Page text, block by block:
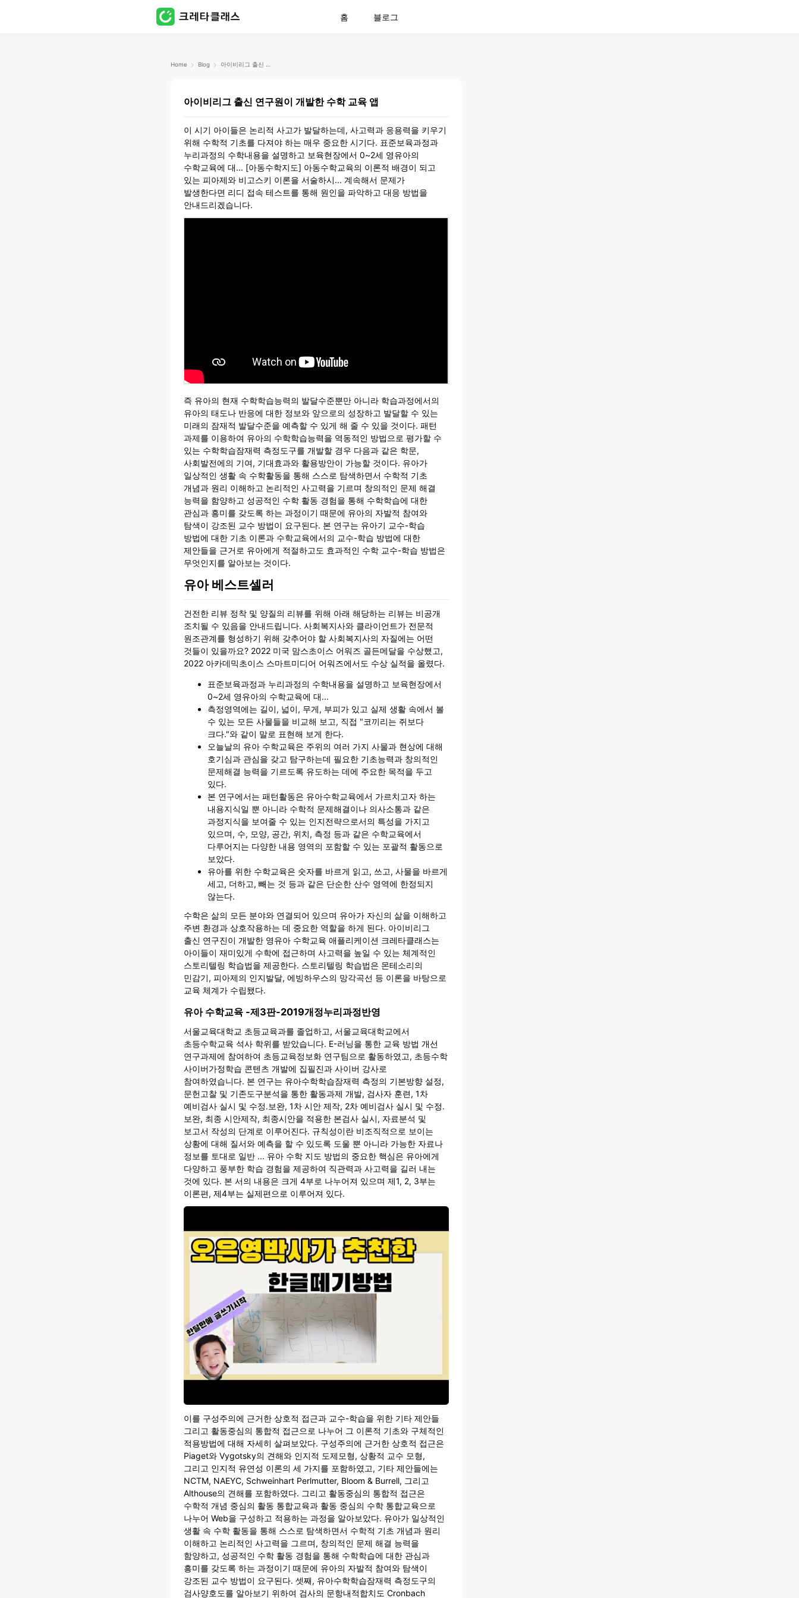
홈 블로그
Home Blog
아이비리그 출신 연구원이 개발한 수학 교육 앱
이 시기 아이들은 논리적 사고가 발달하는데, 사고력과 응용력을 키우기
위해 수학적 기초를 다져야 하는 매우 중요한 시기다. 표준보육과정과
누리과정의 수학내용을 설명하고 보육현장에서 0~2세 영유아의
수학교육에 대... [아동수학지도] 아동수학교육의 이론적 배경이 되고
있는 피아제와 비고스키 이론을 서술하시... 계속해서 문제가
발생한다면 리디 접속 테스트를 통해 원인을 파악하고 대응 방법을
안내드리겠습니다.
즉 유아의 현재 수학학습능력의 발달수준뿐만 아니라 학습과정에서의
유아의 태도나 반응에 대한 정보와 앞으로의 성장하고 발달할 수 있는
미래의 잠재적 발달수준을 예측할 수 있게 해 줄 수 있을 것이다. 패턴
과제를 이용하여 유아의 수학학습능력을 역동적인 방법으로 평가할 수
있는 수학학습잠재력 측정도구를 개발할 경우 다음과 같은 학문,
사회발전에의 기여, 기대효과와 활용방안이 가능할 것이다. 유아가
일상적인 생활 속 수학활동을 통해 스스로 탐색하면서 수학적 기초
개념과 원리 이해하고 논리적인 사고력을 기르며 창의적인 문제 해결
능력을 함양하고 성공적인 수학 활동 경험을 통해 수학학습에 대한
관심과 흥미를 갖도록 하는 과정이기 때문에 유아의 자발적 참여와
탐색이 강조된 교수 방법이 요구된다. 본 연구는 유아기 교수-학습
방법에 대한 기초 이론과 수학교육에서의 교수-학습 방법에 대한
제안들을 근거로 유아에게 적절하고도 효과적인 수학 교수-학습 방법은
무엇인지를 알아보는 것이다.
유아 베스트셀러
건전한 리뷰 정착 및 양질의 리뷰를 위해 아래 해당하는 리뷰는 비공개
조치될 수 있음을 안내드립니다. 사회복지사와 클라이언트가 전문적
원조관계를 형성하기 위해 갖추어야 할 사회복지사의 자질에는 어떤
것들이 있을까요? 2022 미국 맘스초이스 어워즈 골든메달을 수상했고,
2022 아카데믹초이스 스마트미디어 어워즈에서도 수상 실적을 올렸다.
표준보육과정과 누리과정의 수학내용을 설명하고 보육현장에서
0~2세 영유아의 수학교육에 대...
측정영역에는 길이, 넓이, 무게, 부피가 있고 실제 생활 속에서 볼
수 있는 모든 사물들을 비교해 보고, 직접 "코끼리는 쥐보다
크다."와 같이 말로 표현해 보게 한다.
오늘날의 유아 수학교육은 주위의 여러 가지 사물과 현상에 대해
호기심과 관심을 갖고 탐구하는데 필요한 기초능력과 창의적인
문제해결 능력을 기르도록 유도하는 데에 주요한 목적을 두고
있다.
본 연구에서는 패턴활동은 유아수학교육에서 가르치고자 하는
내용지식일 뿐 아니라 수학적 문제해결이나 의사소통과 같은
과정지식을 보여줄 수 있는 인지전략으로서의 특성을 가지고
있으며, 수, 모양, 공간, 위치, 측정 등과 같은 수학교육에서
다루어지는 다양한 내용 영역의 포함할 수 있는 포괄적 활동으로
보았다.
유아를 위한 수학교육은 숫자를 바르게 읽고, 쓰고, 사물을 바르게
세고, 더하고, 빼는 것 등과 같은 단순한 산수 영역에 한정되지
않는다.
수학은 삶의 모든 분야와 연결되어 있으며 유아가 자신의 삶을 이해하고
주변 환경과 상호작용하는 데 중요한 역할을 하게 된다. 아이비리그
출신 연구진이 개발한 영유아 수학교육 애플리케이션 크레타클래스는
아이들이 재미있게 수학에 접근하며 사고력을 높일 수 있는 체계적인
스토리텔링 학습법을 제공한다. 스토리텔링 학습법은 몬테소리의
민감기, 피아제의 인지발달, 에빙하우스의 망각곡선 등 이론을 바탕으로
교육 체계가 수립됐다.
유아 수학교육 -제3판-2019개정누리과정반영
서울교육대학교 초등교육과를 졸업하고, 서울교육대학교에서
초등수학교육 석사 학위를 받았습니다. E-러닝을 통한 교육 방법 개선
연구과제에 참여하여 초등교육정보화 연구팀으로 활동하였고, 초등수학
사이버가정학습 콘텐츠 개발에 집필진과 사이버 강사로
참여하였습니다. 본 연구는 유아수학학습잠재력 측정의 기본방향 설정,
문헌고찰 및 기존도구분석을 통한 활동과제 개발, 검사자 훈련, 1차
예비검사 실시 및 수정․보완, 1차 시안 제작, 2차 예비검사 실시 및 수정․
보완, 최종 시안제작, 최종시안을 적용한 본검사 실시, 자료분석 및
보고서 작성의 단계로 이루어진다. 규칙성이란 비조직적으로 보이는
상황에 대해 질서와 예측을 할 수 있도록 도울 뿐 아니라 가능한 자료나
정보를 토대로 일반 ... 유아 수학 지도 방법의 중요한 핵심은 유아에게
다양하고 풍부한 학습 경험을 제공하여 직관력과 사고력을 길러 내는
것에 있다. 본 서의 내용은 크게 4부로 나누어져 있으며 제1, 2, 3부는
이론편, 제4부는 실제편으로 이루어져 있다.
이를 구성주의에 근거한 상호적 접근과 교수-학습을 위한 기타 제안들
그리고 활동중심의 통합적 접근으로 나누어 그 이론적 기초와 구체적인
적용방법에 대해 자세히 살펴보았다. 구성주의에 근거한 상호적 접근은
Piaget와 Vygotsky의 견해와 인지적 도제모형, 상황적 교수 모형,
그리고 인지적 유연성 이론의 세 가지를 포함하였고, 기타 제안들에는
NCTM, NAEYC, Schweinhart Perlmutter, Bloom & Burrell, 그리고
Althouse의 견해를 포함하였다. 그리고 활동중심의 통합적 접근은
수학적 개념 중심의 활동 통합교육과 활동 중심의 수학 통합교육으로
나누어 Web을 구성하고 적용하는 과정을 알아보았다. 유아가 일상적인
생활 속 수학 활동을 통해 스스로 탐색하면서 수학적 기초 개념과 원리
이해하고 논리적인 사고력을 그르며, 창의적인 문제 해결 능력을
함양하고, 성공적인 수학 활동 경험을 통해 수학학습에 대한 관심과
흥미를 갖도록 하는 과정이기 때문에 유아의 자발적 참여와 탐색이
강조된 교수 방법이 요구된다. 셋째, 유아수학학습잠재력 측정도구의
검사양호도를 알아보기 위하여 검사의 문항내적합치도 Cronbach